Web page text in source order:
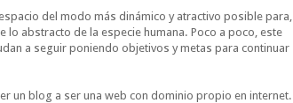
del modo más dinámico y atractivo posible para,
abstracto de la especie humana. Poco a poco, este
a seguir poniendo objetivos y metas para continuar
un blog a ser una web con dominio propio en internet.